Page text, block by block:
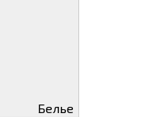
Белье